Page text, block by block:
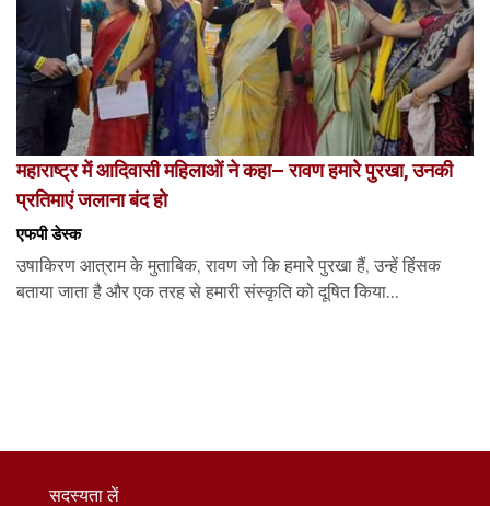
महाराष्ट्र में आदिवासी महिलाओं ने कहा– रावण हमारे पुरखा, उनकी
प्रतिमाएं जलाना बंद हो
एफपी डेस्‍क
उषाकिरण आत्राम के मुताबिक, रावण जो कि हमारे पुरखा हैं, उन्हें हिंसक
बताया जाता है और एक तरह से हमारी संस्कृति को दूषित किया...
सदस्यता लें